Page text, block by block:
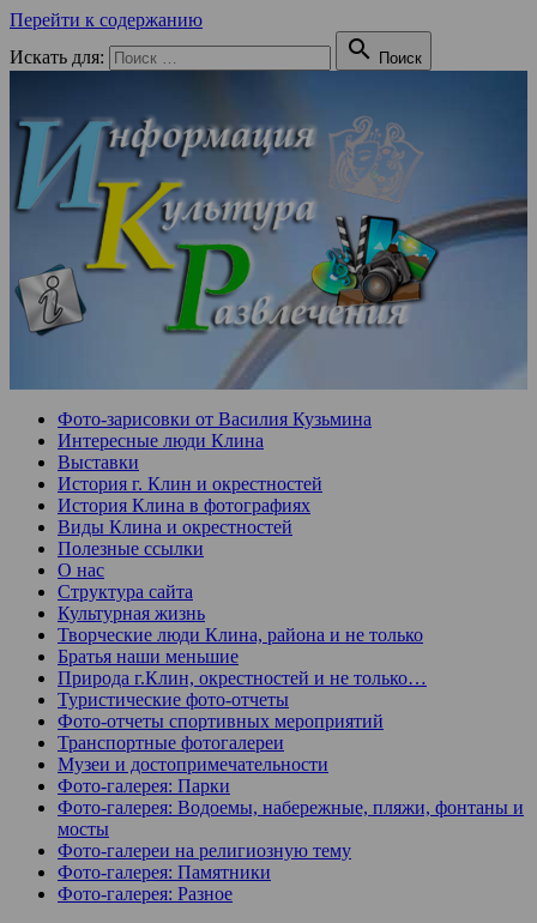
Перейти к содержанию
Искать для:
 Поиск
Фото-зарисовки от Василия Кузьмина
Интересные люди Клина
Выставки
История г. Клин и окрестностей
История Клина в фотографиях
Виды Клина и окрестностей
Полезные ссылки
О нас
Структура сайта
Культурная жизнь
Творческие люди Клина, района и не только
Братья наши меньшие
Природа г.Клин, окрестностей и не только…
Туристические фото-отчеты
Фото-отчеты спортивных мероприятий
Транспортные фотогалереи
Музеи и достопримечательности
Фото-галерея: Парки
Фото-галерея: Водоемы, набережные, пляжи, фонтаны и
мосты
Фото-галереи на религиозную тему
Фото-галерея: Памятники
Фото-галерея: Разное